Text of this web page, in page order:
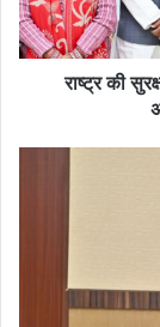
राष्ट्र की